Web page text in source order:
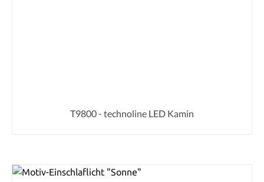
T9800 - technoline LED Kamin